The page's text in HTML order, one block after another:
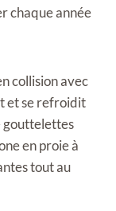
chaque année
collision avec
et se refroidit
gouttelettes
en proie à
tout au